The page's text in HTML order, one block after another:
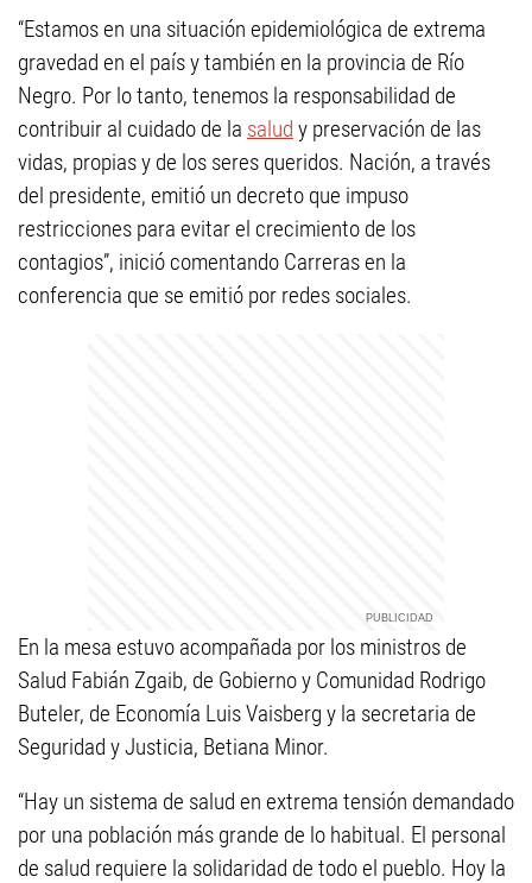
“Estamos en una situación epidemiológica de extrema
gravedad en el país y también en la provincia de Río
Negro. Por lo tanto, tenemos la responsabilidad de
contribuir al cuidado de la salud y preservación de las
vidas, propias y de los seres queridos. Nación, a través
del presidente, emitió un decreto que impuso
restricciones para evitar el crecimiento de los
contagios”, inició comentando Carreras en la
conferencia que se emitió por redes sociales.
En la mesa estuvo acompañada por los ministros de
Salud Fabián Zgaib, de Gobierno y Comunidad Rodrigo
Buteler, de Economía Luis Vaisberg y la secretaria de
Seguridad y Justicia, Betiana Minor.
“Hay un sistema de salud en extrema tensión demandado
por una población más grande de lo habitual. El personal
de salud requiere la solidaridad de todo el pueblo. Hoy la